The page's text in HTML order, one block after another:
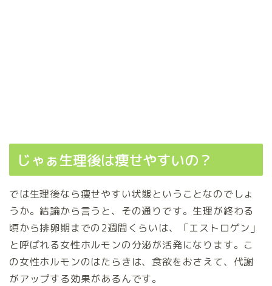
じゃぁ生理後は痩せやすいの？
では生理後なら痩せやすい状態ということなのでしょ
うか。結論から言うと、その通りです。生理が終わる
頃から排卵期までの2週間くらいは、「エストロゲン」
と呼ばれる女性ホルモンの分泌が活発になります。こ
の女性ホルモンのはたらきは、食欲をおさえて、代謝
がアップする効果があるんです。